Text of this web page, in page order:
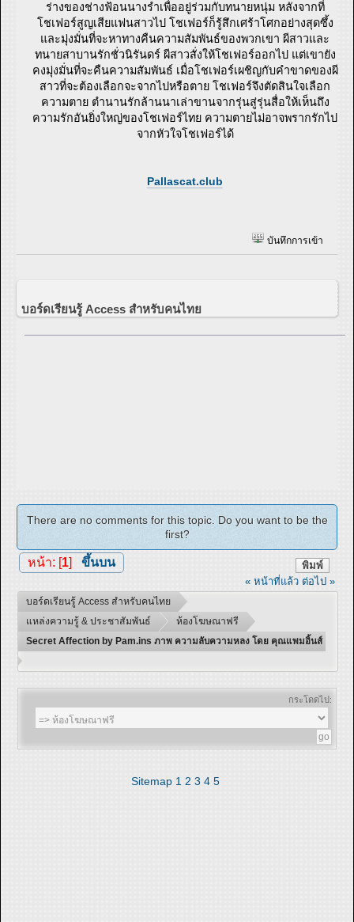
ร่างของช่างฟ้อนนางรำเพื่ออยู่ร่วมกับทนายหนุ่ม หลังจากที่
โชเฟอร์สูญเสียแฟนสาวไป โชเฟอร์ก็รู้สึกเศร้าโศกอย่างสุดซึ้ง
และมุ่งมั่นที่จะหาทางคืนความสัมพันธ์ของพวกเขา ผีสาวและ
ทนายสาบานรักชั่วนิรันดร์ ผีสาวสั่งให้โชเฟอร์ออกไป แต่เขายัง
คงมุ่งมั่นที่จะคืนความสัมพันธ์ เมื่อโชเฟอร์เผชิญกับคำขาดของผี
สาวที่จะต้องเลือกจะจากไปหรือตาย โชเฟอร์จึงตัดสินใจเลือก
ความตาย ตำนานรักล้านนาเล่าขานจากรุ่นสู่รุ่นสื่อให้เห็นถึง
ความรักอันยิ่งใหญ่ของโชเฟอร์ไทย ความตายไม่อาจพรากรักไป
จากหัวใจโชเฟอร์ได้
Pallascat.club
บันทึกการเข้า
บอร์ดเรียนรู้ Access สำหรับคนไทย
There are no comments for this topic. Do you want to be the
first?
พิมพ์
หน้า: [1] ขึ้นบน
« หน้าที่แล้ว ต่อไป »
บอร์ดเรียนรู้ Access สำหรับคนไทย
แหล่งความรู้ & ประชาสัมพันธ์
ห้องโฆษณาฟรี
Secret Affection by Pam.ins ภาพ ความลับความหลง โดย คุณแพมอิ้นส์
กระโดดไป:
Sitemap 1 2 3 4 5